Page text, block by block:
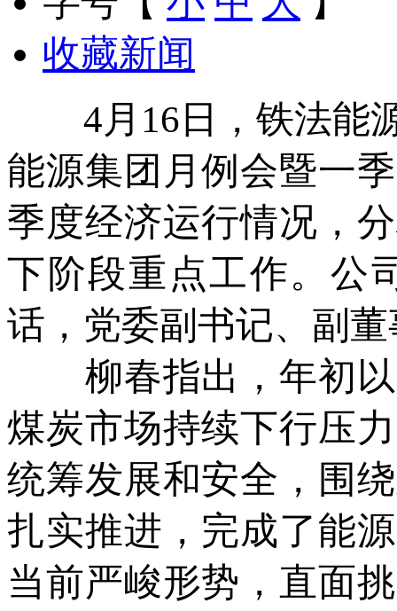
收藏新闻
4月16日，铁法能源
能源集团月例会暨一
季度经济运行情况，
下阶段重点工作。公
话，党委副书记、副
柳春指出，年初以
煤炭市场持续下行压
统筹发展和安全，围
扎实推进，完成了能
当前严峻形势，直面